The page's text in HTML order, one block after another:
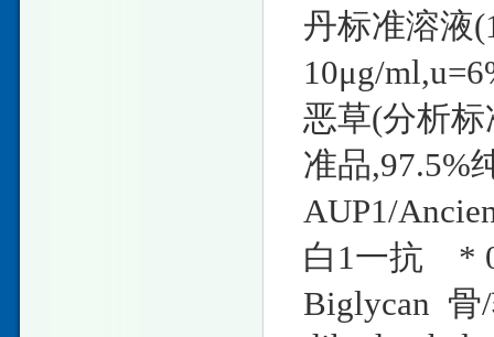
丹标准溶液
10μg/
恶草(分析
准品,97.5%
AUP1/
白1一抗 *
Biglycan